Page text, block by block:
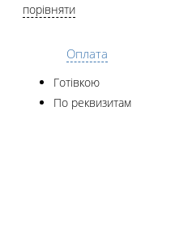
порівняти
Оплата
Готівкою
По реквизитам